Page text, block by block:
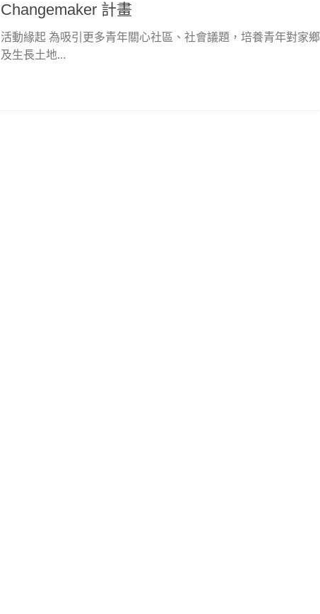
Changemaker 計畫
活動緣起 為吸引更多青年關心社區、社會議題，培養青年對家鄉
及生長土地...